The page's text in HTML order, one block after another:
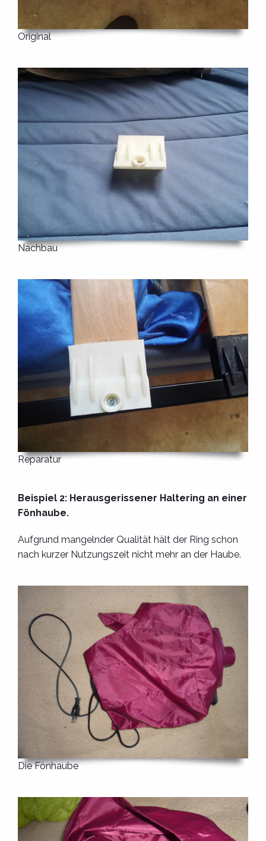
Original
Nachbau
Reparatur
Beispiel 2: Herausgerissener Haltering an einer
Fönhaube.
Aufgrund mangelnder Qualität hält der Ring schon
nach kurzer Nutzungszeit nicht mehr an der Haube.
Die Fönhaube